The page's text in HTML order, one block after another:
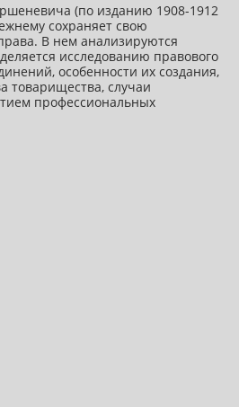
(по изданию 1908-1912
сохраняет свою
В нем анализируются
исследованию правового
особенности их создания,
товарищества, случаи
профессиональных